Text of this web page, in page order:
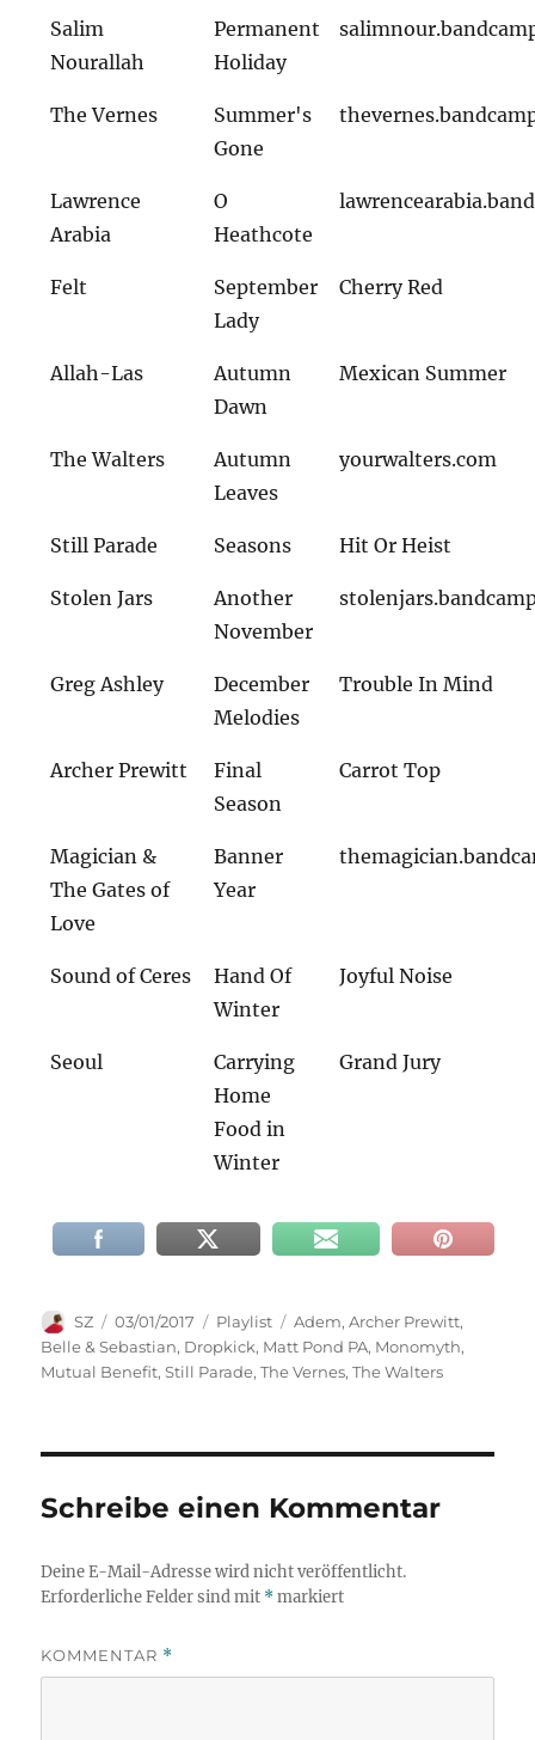
Salim
Nourallah
Permanent
Holiday
The Vernes
Summer's
Gone
Lawrence
Arabia
O
Heathcote
Felt
September
Lady
Cherry Red
Allah-Las
Autumn
Dawn
Mexican Summer
The Walters
Autumn
Leaves
yourwalters.com
Still Parade Seasons Hit Or Heist
Stolen Jars
Another
November
Greg Ashley
December
Melodies
Trouble In Mind
Archer Prewitt
Final
Season
Carrot Top
Magician &
The Gates of
Love
Banner
Year
Sound of Ceres
Hand Of
Winter
Joyful Noise
Seoul
Carrying
Home
Food in
Winter
Grand Jury
Autor
SZ
Veröffentlicht
am
03/01/2017 Kategorien
Playlist Schlagwörter
Adem,Archer Prewitt,
Belle & Sebastian, Dropkick, Matt Pond PA, Monomyth,
Mutual Benefit,Still Parade,The Vernes,The Walters
Schreibe einen Kommentar
Deine E-Mail-Adresse wird nicht veröffentlicht.
Erforderliche Felder sind mit *markiert
KOMMENTAR *